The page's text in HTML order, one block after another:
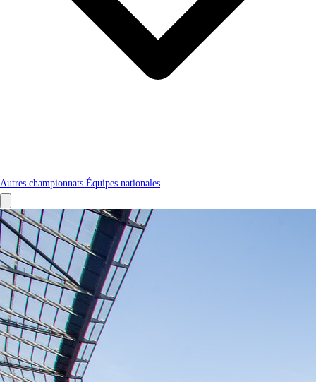
Autres championnats Équipes nationales